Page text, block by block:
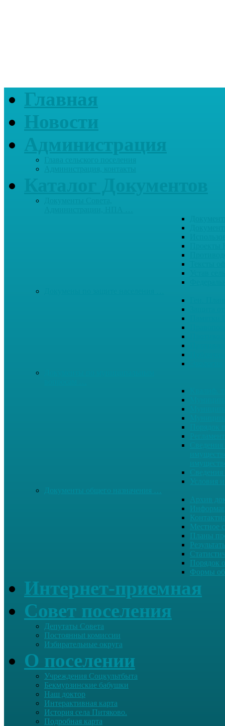
Главная
Новости
Администрация
Архив
Местное
Планы
Порядок
Формы
Интернет-приемная
Совет поселения
Депутаты Совета
Постоянныt комиссии
Избирательные округа
О поселении
Учреждения Соцкультбыта
Бекмурзинские бабушки
Наш доктор
Интерактивная карта
История села Питяково.
Подробная карта